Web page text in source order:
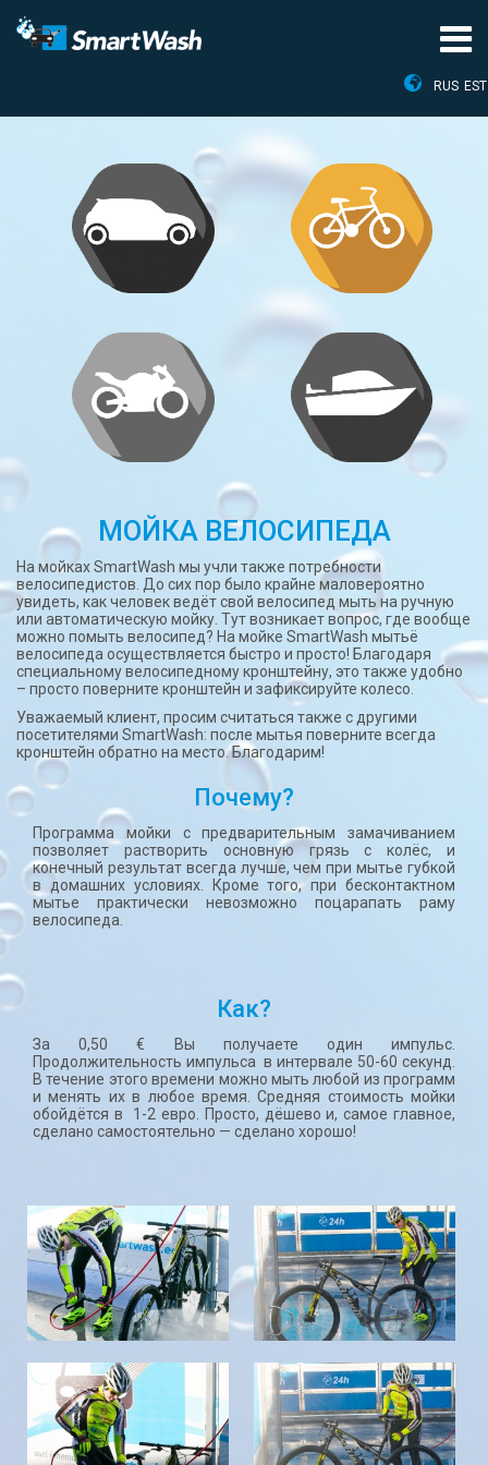
RUS EST
МОЙКА ВЕЛОСИПЕДА
На мойках SmartWash мы учли также потребности
велосипедистов. До сих пор было крайне маловероятно
увидеть, как человек ведёт свой велосипед мыть на ручную
или автоматическую мойку. Тут возникает вопрос, где вообще
можно помыть велосипед? На мойке SmartWash мытьё
велосипеда осуществляется быстро и просто! Благодаря
специальному велосипедному кронштейну, это также удобно
– просто поверните кронштейн и зафиксируйте колесо.
Уважаемый клиент, просим считаться также с другими
посетителями SmartWash: после мытья поверните всегда
кронштейн обратно на место. Благодарим!
Почему?
Программа мойки с предварительным замачиванием
позволяет растворить основную грязь с колёс, и
конечный результат всегда лучше, чем при мытье губкой
в домашних условиях. Кроме того, при бесконтактном
мытье практически невозможно поцарапать раму
велосипеда.
Как?
За 0,50 € Вы получаете один импульс.
Продолжительность импульса в интервале 50-60 секунд.
В течение этого времени можно мыть любой из программ
и менять их в любое время. Средняя стоимость мойки
обойдётся в 1-2 евро. Просто, дёшево и, самое главное,
сделано самостоятельно — сделано хорошо!